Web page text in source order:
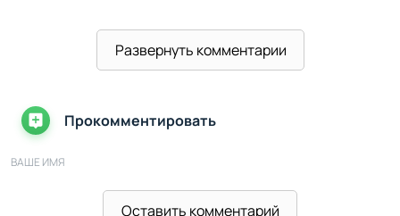
Развернуть комментарии
Прокомментировать
ВАШЕ ИМЯ
Оставить комментарий